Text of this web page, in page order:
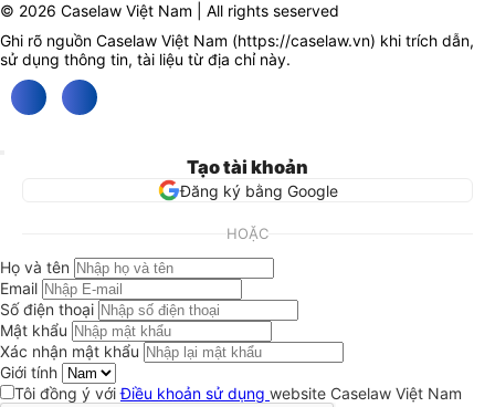
© 2026 Caselaw Việt Nam | All rights seserved
Ghi rõ nguồn Caselaw Việt Nam (https://caselaw.vn) khi trích dẫn,
sử dụng thông tin, tài liệu từ địa chỉ này.
Tạo tài khoản
Đăng ký bằng Google
HOẶC
Họ và tên
Email
Số điện thoại
Mật khẩu
Xác nhận mật khẩu
Giới tính
Tôi đồng ý vớiĐiều khoản sử dụng website Caselaw Việt Nam